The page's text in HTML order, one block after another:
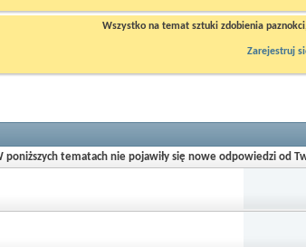
Wszystko na temat sztuki zdobienia
Zarejestruj
poniższych tematach nie pojawiły się nowe odpowiedzi od